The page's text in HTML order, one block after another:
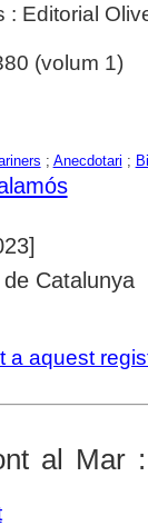
: Editorial
(volum 1)
; Anecdotari ;
Catalunya
a aquest
al Mar